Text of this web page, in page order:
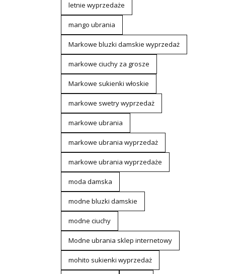
letnie wyprzedaże
mango ubrania
Markowe bluzki damskie wyprzedaż
markowe ciuchy za grosze
Markowe sukienki włoskie
markowe swetry wyprzedaż
markowe ubrania
markowe ubrania wyprzedaż
markowe ubrania wyprzedaże
moda damska
modne bluzki damskie
modne ciuchy
Modne ubrania sklep internetowy
mohito sukienki wyprzedaż